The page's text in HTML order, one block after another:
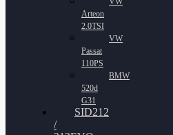
Arteon
2.0TSI
VW
Passat
110PS
BMW
520d
G31
SID212
/